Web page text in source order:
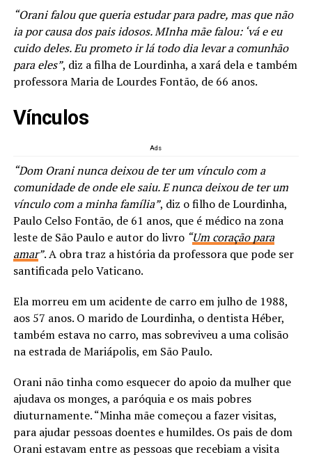
“Orani falou que queria estudar para padre, mas que não
ia por causa dos pais idosos. MInha mãe falou: ‘vá e eu
cuido deles. Eu prometo ir lá todo dia levar a comunhão
para eles”, diz a filha de Lourdinha, a xará dela e também
professora Maria de Lourdes Fontão, de 66 anos.
Vínculos
Ads
“Dom Orani nunca deixou de ter um vínculo com a
comunidade de onde ele saiu. E nunca deixou de ter um
vínculo com a minha família”, diz o filho de Lourdinha,
Paulo Celso Fontão, de 61 anos, que é médico na zona
leste de São Paulo e autor do livro“Um coração para
amar”. A obra traz a história da professora que pode ser
santificada pelo Vaticano.
Ela morreu em um acidente de carro em julho de 1988,
aos 57 anos. O marido de Lourdinha, o dentista Héber,
também estava no carro, mas sobreviveu a uma colisão
na estrada de Mariápolis, em São Paulo.
Orani não tinha como esquecer do apoio da mulher que
ajudava os monges, a paróquia e os mais pobres
diuturnamente. “Minha mãe começou a fazer visitas,
para ajudar pessoas doentes e humildes. Os pais de dom
Orani estavam entre as pessoas que recebiam a visita